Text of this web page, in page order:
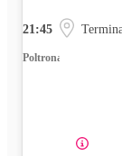
21:45
Poltrona